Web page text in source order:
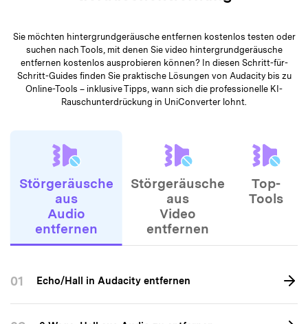
Störgeräusche
aus
Audio
entfernen
Störgeräusche
aus
Video
entfernen
Top-
Tools
Detaillierte Schritt-für-Schritt-Anleitung zum
Trennen von Gesang und Audio auf jedem
Gerät
Gesang aus MP3-Dateien